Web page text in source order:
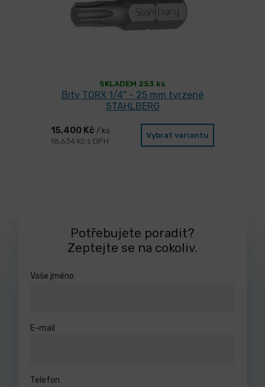
SKLADEM 253 ks
Bity TORX 1/4" - 25 mm tvrzené
STAHLBERG
15,400 Kč / ks
18,634 Kč s DPH
Vybrat variantu
Potřebujete poradit?
Zeptejte se na cokoliv.
Vaše jméno
E-mail
Telefon